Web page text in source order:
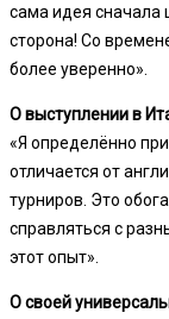
сама идея сначала
сторона! Со
более уверенно».
О выступлении в
«Я определённо
отличается от
турниров. Это
справляться с
этот опыт».
О своей